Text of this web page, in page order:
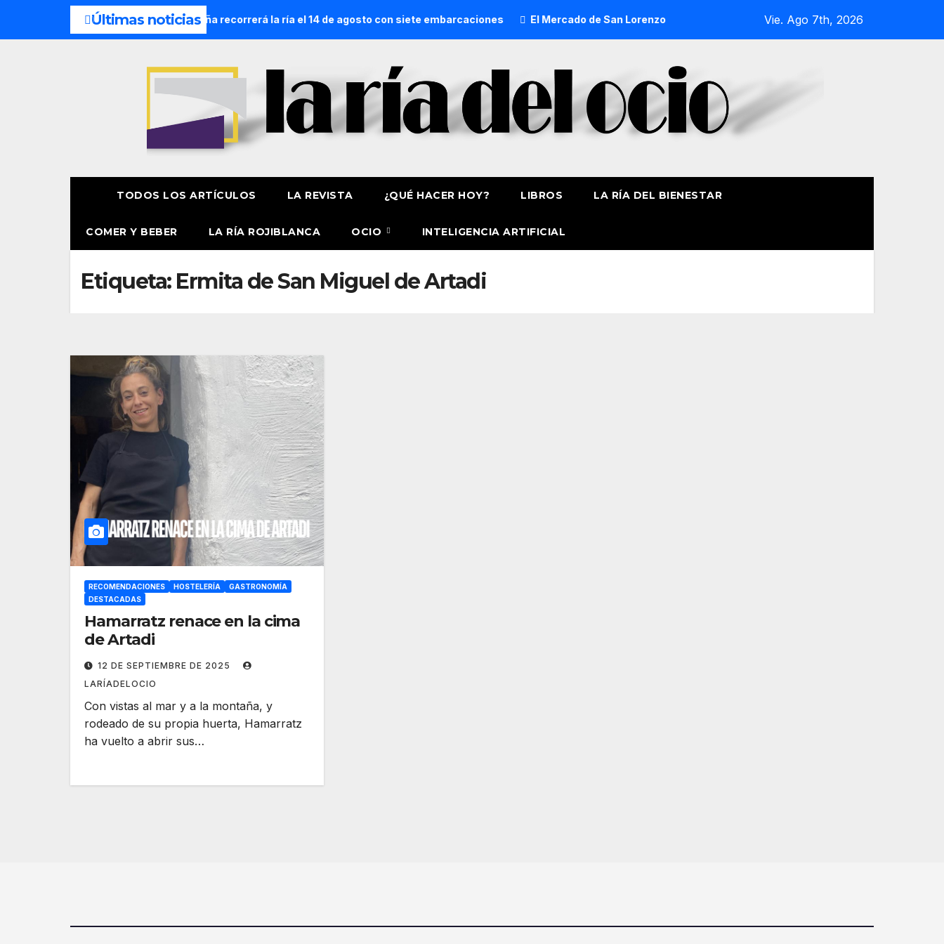
Últimas noticias
Náutica de la Amatxu de Begoña recorrerá la ría el 14 de agosto con siete embarcaciones El Mercado de San Lorenzo de Getxo reunirá a más de 50 productores del País Vasco
Vie. Ago 7th, 2026
TODOS LOS ARTÍCULOS LA REVISTA ¿QUÉ HACER HOY? LIBROS LA RÍA DEL BIENESTAR
COMER Y BEBER LA RÍA ROJIBLANCA OCIO INTELIGENCIA ARTIFICIAL
Etiqueta: Ermita de San Miguel de Artadi
RECOMENDACIONES HOSTELERÍA
GASTRONOMÍA
DESTACADAS
Hamarratz renace en la cima
de Artadi
12 DE SEPTIEMBRE DE 2025
LARÍADELOCIO
Con vistas al mar y a la montaña, y
rodeado de su propia huerta, Hamarratz
ha vuelto a abrir sus…